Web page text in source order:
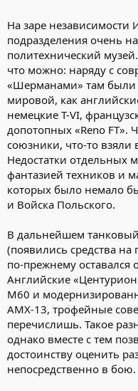
На заре независимости
подразделения очень
политехнический
что можно: наряду с
«Шерманами» там были
мировой, как
немецкие Т-VI,
допотопных «Reno FT».
союзники, что-то взяли
Недостатки отдельных
фантазией техников и
которых было немало
и Войска Польского.
В дальнейшем
(появились средства
по-прежнему
Английские
М60 и
АМХ-13, трофейные
перечислишь. Такое
однако вместе с тем
достоинству оценить
непосредственно в бою.